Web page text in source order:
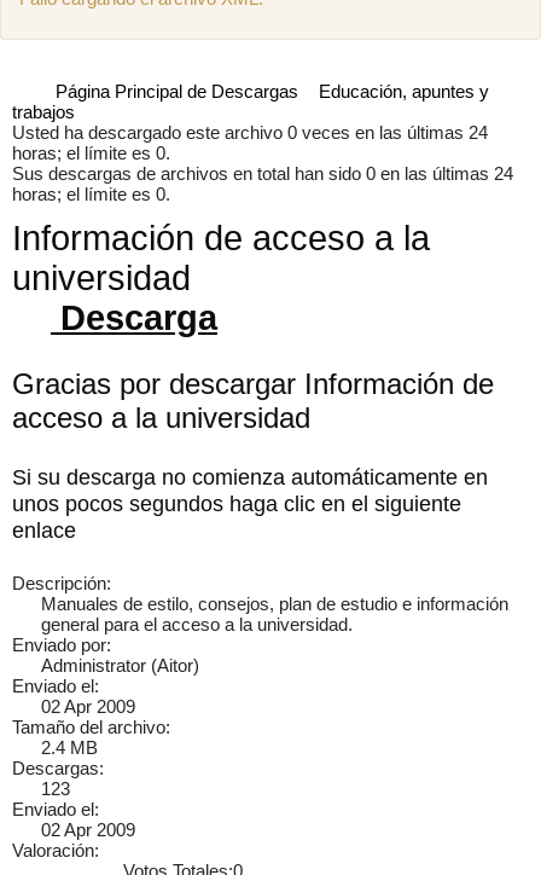
Juan miguel
SEAT Ibiza 1.4 aex 8 años
×
Página Principal de Descargas
Educación, apuntes y
trabajos
Usted ha descargado este archivo 0 veces en las últimas 24
horas; el límite es 0.
Sus descargas de archivos en total han sido 0 en las últimas 24
horas; el límite es 0.
Información de acceso a la
universidad
Descarga
Gracias por descargar Información de
acceso a la universidad
Si su descarga no comienza automáticamente en
unos pocos segundos haga clic en el siguiente
enlace
Descripción:
Manuales de estilo, consejos, plan de estudio e información
general para el acceso a la universidad.
Enviado por:
Administrator (Aitor)
Enviado el:
02 Apr 2009
Tamaño del archivo:
2.4 MB
Descargas:
123
Enviado el:
02 Apr 2009
Valoración:
Votos Totales:0